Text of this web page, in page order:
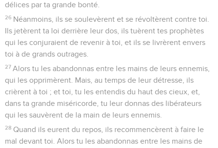
délices par ta grande bonté.
26 Néanmoins, ils se soulevèrent et se révoltèrent contre toi.
Ils jetèrent ta loi derrière leur dos, ils tuèrent tes prophètes
qui les conjuraient de revenir à toi, et ils se livrèrent envers
toi à de grands outrages.
27 Alors tu les abandonnas entre les mains de leurs ennemis,
qui les opprimèrent. Mais, au temps de leur détresse, ils
crièrent à toi ; et toi, tu les entendis du haut des cieux, et,
dans ta grande miséricorde, tu leur donnas des libérateurs
qui les sauvèrent de la main de leurs ennemis.
28 Quand ils eurent du repos, ils recommencèrent à faire le
mal devant toi. Alors tu les abandonnas entre les mains de